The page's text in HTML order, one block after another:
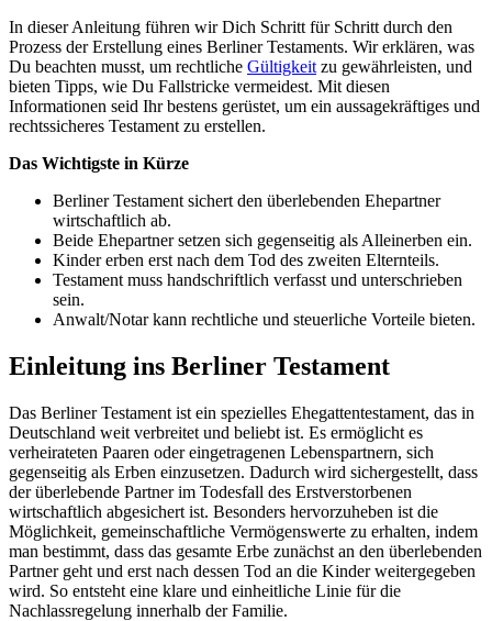
In dieser Anleitung führen wir Dich Schritt für Schritt durch den
Prozess der Erstellung eines Berliner Testaments. Wir erklären, was
Du beachten musst, um rechtliche Gültigkeit zu gewährleisten, und
bieten Tipps, wie Du Fallstricke vermeidest. Mit diesen
Informationen seid Ihr bestens gerüstet, um ein aussagekräftiges und
rechtssicheres Testament zu erstellen.
Das Wichtigste in Kürze
Berliner Testament sichert den überlebenden Ehepartner
wirtschaftlich ab.
Beide Ehepartner setzen sich gegenseitig als Alleinerben ein.
Kinder erben erst nach dem Tod des zweiten Elternteils.
Testament muss handschriftlich verfasst und unterschrieben
sein.
Anwalt/Notar kann rechtliche und steuerliche Vorteile bieten.
Einleitung ins Berliner Testament
Das Berliner Testament ist ein spezielles Ehegattentestament, das in
Deutschland weit verbreitet und beliebt ist. Es ermöglicht es
verheirateten Paaren oder eingetragenen Lebenspartnern, sich
gegenseitig als Erben einzusetzen. Dadurch wird sichergestellt, dass
der überlebende Partner im Todesfall des Erstverstorbenen
wirtschaftlich abgesichert ist. Besonders hervorzuheben ist die
Möglichkeit, gemeinschaftliche Vermögenswerte zu erhalten, indem
man bestimmt, dass das gesamte Erbe zunächst an den überlebenden
Partner geht und erst nach dessen Tod an die Kinder weitergegeben
wird. So entsteht eine klare und einheitliche Linie für die
Nachlassregelung innerhalb der Familie.